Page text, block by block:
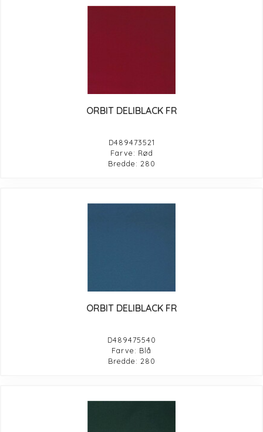
ORBIT DELIBLACK FR
D489473521
Farve: Rød
Bredde: 280
ORBIT DELIBLACK FR
D489475540
Farve: Blå
Bredde: 280